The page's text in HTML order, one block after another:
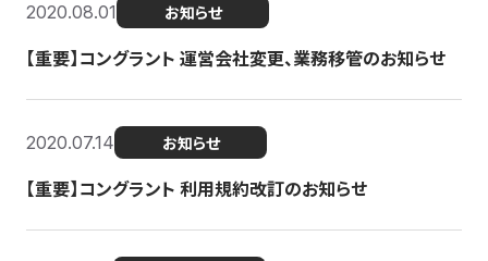
2020.08.01 お知らせ
【重要】コングラント 運営会社変更、業務移管のお知らせ
2020.07.14 お知らせ
【重要】コングラント 利用規約改訂のお知らせ